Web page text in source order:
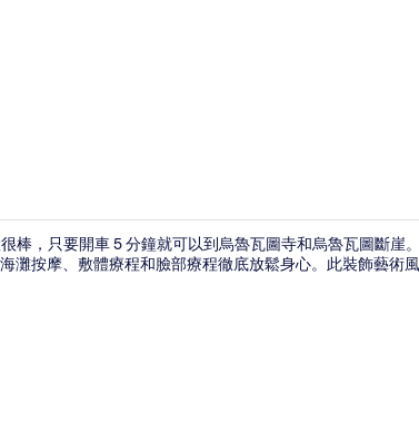
棒，只要開車 5 分鐘就可以到烏魯瓦圖寺和烏魯瓦圖斷崖
灘按摩、敷體療程和臉部療程徹底放鬆身心。此裝飾藝術